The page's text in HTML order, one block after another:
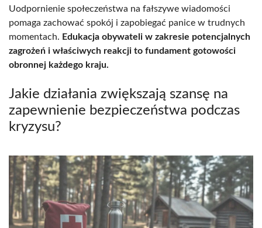
Uodpornienie społeczeństwa na fałszywe wiadomości
pomaga zachować spokój i zapobiegać panice w trudnych
momentach. Edukacja obywateli w zakresie potencjalnych
zagrożeń i właściwych reakcji to fundament gotowości
obronnej każdego kraju.
Jakie działania zwiększają szansę na
zapewnienie bezpieczeństwa podczas
kryzysu?